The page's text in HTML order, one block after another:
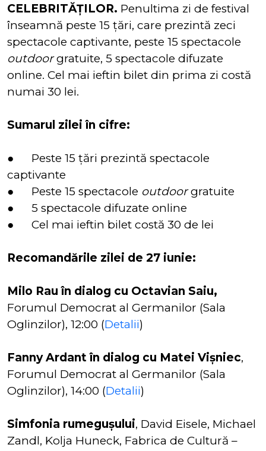
CELEBRITĂȚILOR. Penultima zi de festival
înseamnă peste 15 țări, care prezintă zeci
spectacole captivante, peste 15 spectacole
outdoorgratuite, 5 spectacole difuzate
online. Cel mai ieftin bilet din prima zi costă
numai 30 lei.
Sumarul zilei în cifre:
● Peste 15 țări prezintă spectacole
captivante
● Peste 15 spectacole outdoorgratuite
● 5 spectacole difuzate online
● Cel mai ieftin bilet costă 30 de lei
Recomandările zilei de 27 iunie:
Milo Rau în dialog cu Octavian Saiu,
Forumul Democrat al Germanilor (Sala
Oglinzilor), 12:00 (Detalii)
Fanny Ardant în dialog cu Matei Vișniec,
Forumul Democrat al Germanilor (Sala
Oglinzilor), 14:00 (Detalii)
Simfonia rumegușului, David Eisele, Michael
Zandl, Kolja Huneck, Fabrica de Cultură –